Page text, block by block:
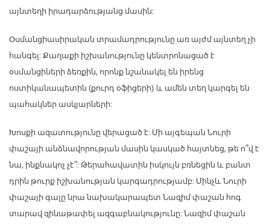
այնտեղի իրադարձությանց մասին:
Օսմանցիասիրական տրամադրությունը առ այժմ այնտեղ չի
հանգել: Քաղաքի իշխանությունը կենտրոնացած է
օսմանցիների ձեռքին, որոնք նշանակել են իրենց
ոստիկանապետին (քուրդ օֆիցերի) և ամեն տեղ կարգել են
պահակներ ասկյարների:
Խոսքի ազատությունը վերացած է: Մի այգեպան Նուրի
փաշայի անձնավորության մասին կասկած հայտնեց, թե ո՞վ է
նա, ինքնակոչ չէ՞: Թերահավատին իսկույն բռնեցին և բանտ
դրին թուրք իշխանության կարգադրությամբ: Մինչև Նուրի
փաշայի գալը նրա նախակարապետ Նազիմ փաշան հոգ
տարավ զինաթափել ազգաբնակությունը: Նազիմ փաշան